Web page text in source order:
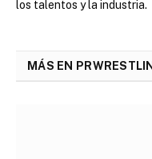
los talentos y la industria.
MÁS EN